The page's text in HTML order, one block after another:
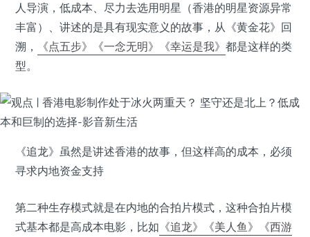
人导演，低成本、尽力去选用明星（香港的明星资源异常
丰富）、讲述的是具有现实意义的故事，从《黄金花》回
溯，
《点五步》 《一念无明》 《幸运是我》 都是这样的类
型。
《追龙》虽然是讲述香港的故事，但这样高的成本，必须
寻求内地资金支持
第二种生存模式就是在内地的合拍片模式，这种合拍片模
式基本都是高成本电影，比如 《追龙》 《美人鱼》
《西游